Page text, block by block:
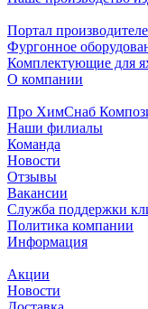
Портал
Фургонное
Комплектующие для
О компании
Про ХимСнаб
Наши филиалы
Команда
Новости
Отзывы
Вакансии
Служба поддержки
Политика компании
Информация
Акции
Новости